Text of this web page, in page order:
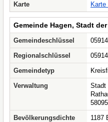
Karte
Karte
Gemeinde Hagen, Stadt
Gemeindeschlüssel
Regionalschlüssel
Gemeindetyp
Verwaltung
Stadt
Bevölkerungsdichte
1187